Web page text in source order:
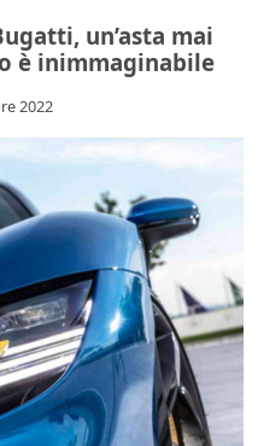
un’asta mai
è inimmaginabile
2022